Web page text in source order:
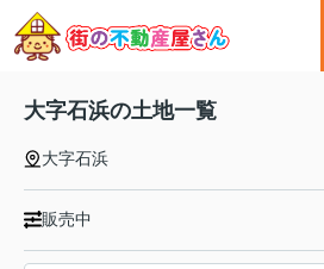
大字石浜の土地一覧
大字石浜
販売中